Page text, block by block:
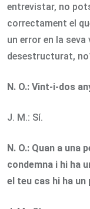
entrevistar, no
correctament el
un error en la
desestructurat,
N. O.: Vint-i-dos
J. M.: Sí.
N. O.: Quan a una
condemna i hi ha
el teu cas hi ha un